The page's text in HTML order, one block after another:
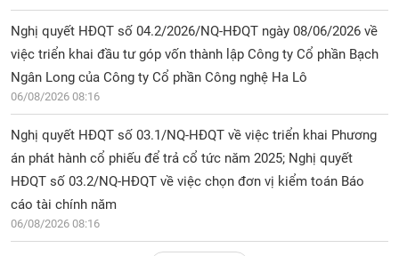
Nghị quyết HĐQT số 04.2/2026/NQ-HĐQT ngày 08/06/2026 về
việc triển khai đầu tư góp vốn thành lập Công ty Cổ phần Bạch
Ngân Long của Công ty Cổ phần Công nghệ Ha Lô
06/08/2026 08:16
Nghị quyết HĐQT số 03.1/NQ-HĐQT về việc triển khai Phương
án phát hành cổ phiếu để trả cổ tức năm 2025; Nghị quyết
HĐQT số 03.2/NQ-HĐQT về việc chọn đơn vị kiểm toán Báo
cáo tài chính năm
06/08/2026 08:16
Công
cụ
đầu
tư
Truyền
thông
tài
chính